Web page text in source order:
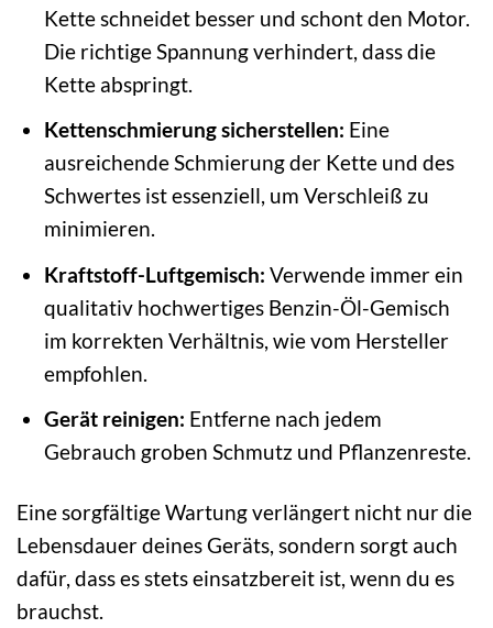
Kette schneidet besser und schont den Motor.
Die richtige Spannung verhindert, dass die
Kette abspringt.
Kettenschmierung sicherstellen: Eine
ausreichende Schmierung der Kette und des
Schwertes ist essenziell, um Verschleiß zu
minimieren.
Kraftstoff-Luftgemisch: Verwende immer ein
qualitativ hochwertiges Benzin-Öl-Gemisch
im korrekten Verhältnis, wie vom Hersteller
empfohlen.
Gerät reinigen: Entferne nach jedem
Gebrauch groben Schmutz und Pflanzenreste.
Eine sorgfältige Wartung verlängert nicht nur die
Lebensdauer deines Geräts, sondern sorgt auch
dafür, dass es stets einsatzbereit ist, wenn du es
brauchst.